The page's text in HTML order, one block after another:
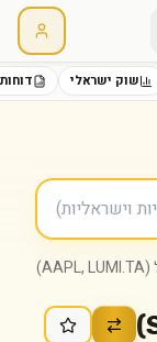
שוק ישראלי
)